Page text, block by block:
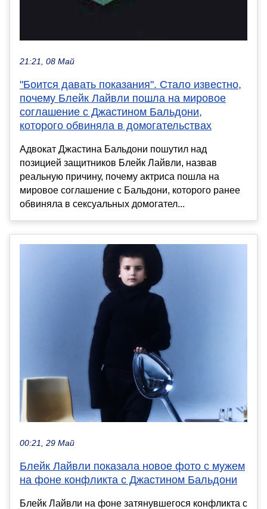
21:21, 08 Май
"Боится давать показания". Стало известно,
почему Блейк Лайвли пошла на мировое
соглашение с Джастином Бальдони,
которого обвиняла в домогательствах
Адвокат Джастина Бальдони пошутил над
позицией защитников Блейк Лайвли, назвав
реальную причину, почему актриса пошла на
мировое соглашение с Бальдони, которого ранее
обвиняла в сексуальных домогател...
00:21, 29 Май
Блейк Лайвли показала новое фото с мужем
на фоне конфликта с Джастином Бальдони
Блейк Лайвли на фоне затянувшегося конфликта с